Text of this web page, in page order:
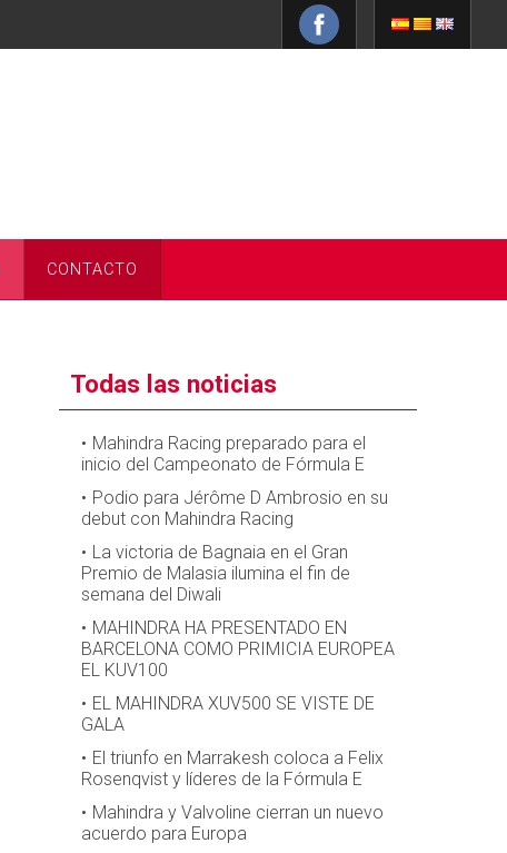
CONTACTO
Todas las noticias
Mahindra Racing preparado para el
inicio del Campeonato de Fórmula E
Podio para Jérôme D Ambrosio en su
debut con Mahindra Racing
La victoria de Bagnaia en el Gran
Premio de Malasia ilumina el fin de
semana del Diwali
MAHINDRA HA PRESENTADO EN
BARCELONA COMO PRIMICIA EUROPEA
EL KUV100
EL MAHINDRA XUV500 SE VISTE DE
GALA
El triunfo en Marrakesh coloca a Felix
Rosenqvist y líderes de la Fórmula E
Mahindra y Valvoline cierran un nuevo
acuerdo para Europa